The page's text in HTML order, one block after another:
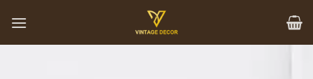
content